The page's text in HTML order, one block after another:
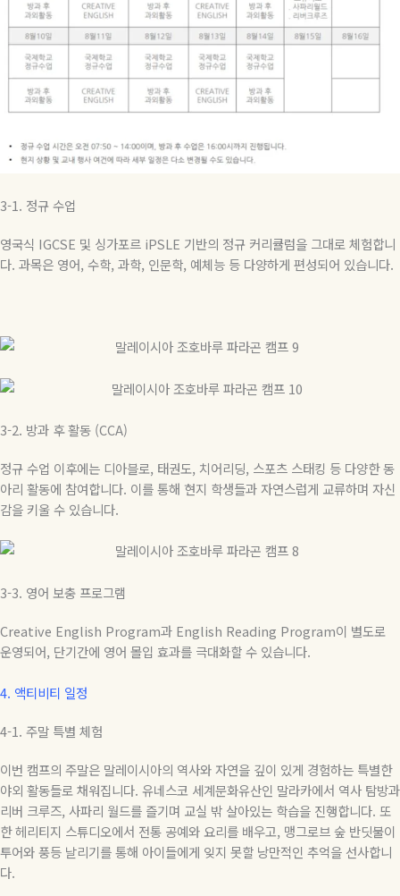
3-1. 정규 수업
영국식 IGCSE 및 싱가포르 iPSLE 기반의 정규 커리큘럼을 그대로 체험합니
다. 과목은 영어, 수학, 과학, 인문학, 예체능 등 다양하게 편성되어 있습니다.
3-2. 방과 후활동 (CCA)
정규 수업 이후에는 디아블로, 태권도, 치어리딩, 스포츠 스태킹 등 다양한 동
아리 활동에 참여합니다. 이를 통해 현지 학생들과 자연스럽게 교류하며 자신
감을 키울 수 있습니다.
3-3. 영어 보충 프로그램
Creative English Program과 English Reading Program이 별도로
운영되어, 단기간에 영어 몰입 효과를 극대화할수 있습니다.
4. 액티비티 일정
4-1. 주말 특별 체험
이번 캠프의 주말은 말레이시아의 역사와 자연을 깊이 있게 경험하는 특별한
야외 활동들로 채워집니다. 유네스코 세계문화유산인 말라카에서 역사 탐방과
리버 크루즈, 사파리 월드를 즐기며 교실 밖 살아있는 학습을 진행합니다. 또
한 헤리티지 스튜디오에서 전통 공예와 요리를 배우고, 맹그로브 숲 반딧불이
투어와 풍등 날리기를 통해 아이들에게 잊지 못할 낭만적인 추억을 선사합니
다.